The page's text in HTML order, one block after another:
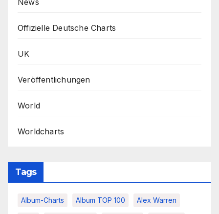
Offizielle Deutsche Charts
UK
Veröffentlichungen
World
Worldcharts
Tags
Album-Charts Album TOP 100 Alex Warren